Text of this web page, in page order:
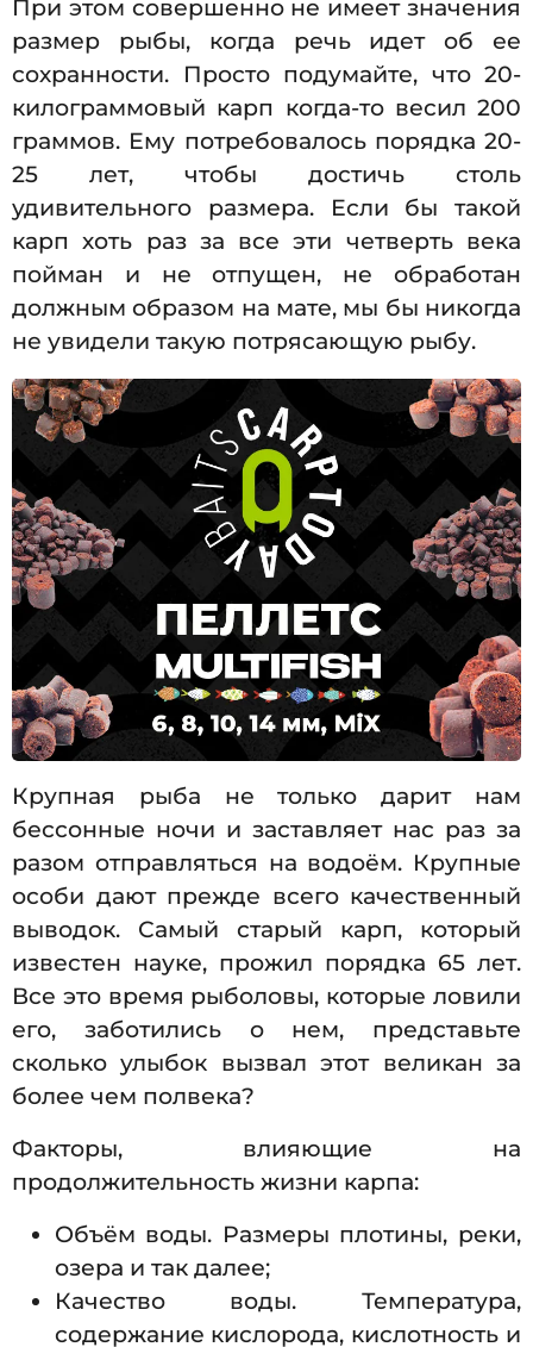
При этом совершенно не имеет значения
размер рыбы, когда речь идет об ее
сохранности. Просто подумайте, что 20-
килограммовый карп когда-то весил 200
граммов. Ему потребовалось порядка 20-
25 лет, чтобы достичь столь
удивительного размера. Если бы такой
карп хоть раз за все эти четверть века
пойман и не отпущен, не обработан
должным образом на мате, мы бы никогда
не увидели такую потрясающую рыбу.
Крупная рыба не только дарит нам
бессонные ночи и заставляет нас раз за
разом отправляться на водоём. Крупные
особи дают прежде всего качественный
выводок. Самый старый карп, который
известен науке, прожил порядка 65 лет.
Все это время рыболовы, которые ловили
его, заботились о нем, представьте
сколько улыбок вызвал этот великан за
более чем полвека?
Факторы, влияющие на
продолжительность жизни карпа:
Объём воды. Размеры плотины, реки,
озера и так далее;
Качество воды. Температура,
содержание кислорода, кислотность и